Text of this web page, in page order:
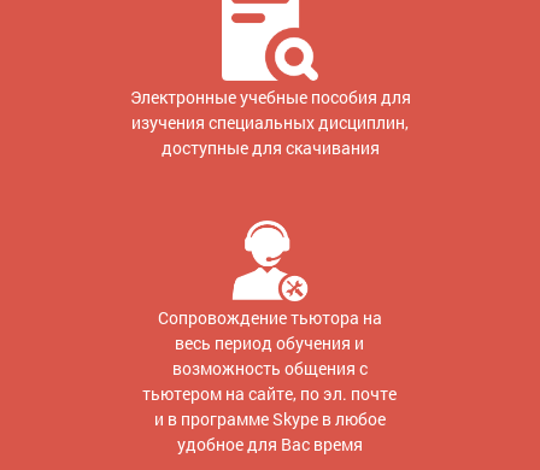
Электронные учебные пособия для
изучения специальных дисциплин,
доступные для скачивания
Сопровождение тьютора на
весь период обучения и
возможность общения с
тьютером на сайте, по эл. почте
и в программе Skype в любое
удобное для Вас время